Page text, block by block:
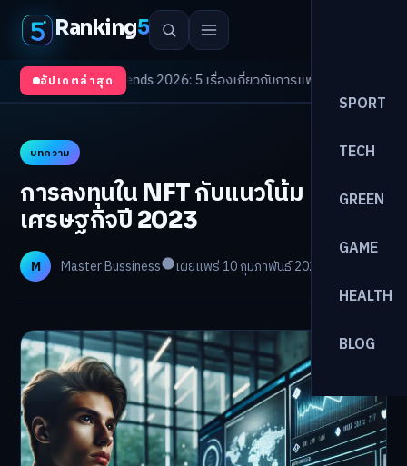
Ranking5
SPORT
TECH
GREEN
GAME
HEALTH
BLOG
อัปเดตล่าสุด
Health Trends 2026: 5 เรื่องเกี่ยวกับการแพทย์ที่ควรรู้/ดอกเบี้ยขาขึ้นรอบ
บทความ
การลงทุนใน NFT กับแนวโน้ม
เศรษฐกิจปี 2023
M Master Bussiness เผยแพร่ 10 กุมภาพันธ์ 2026